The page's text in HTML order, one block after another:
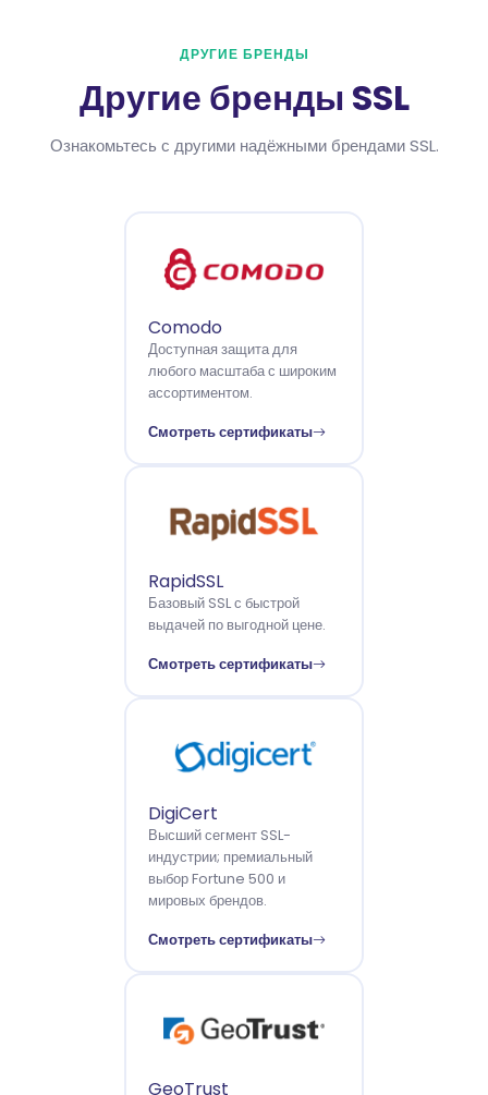
ДРУГИЕ БРЕНДЫ
Другие бренды SSL
Ознакомьтесь с другими надёжными брендами SSL.
Comodo
Доступная защита для
любого масштаба с широким
ассортиментом.
Смотреть сертификаты
RapidSSL
Базовый SSL с быстрой
выдачей по выгодной цене.
Смотреть сертификаты
DigiCert
Высший сегмент SSL-
индустрии; премиальный
выбор Fortune 500 и
мировых брендов.
Смотреть сертификаты
GeoTrust